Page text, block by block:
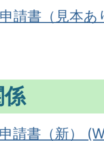
請書（見本
請書（新）